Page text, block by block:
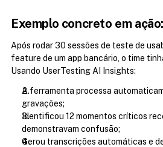
Exemplo concreto em ação:
Após rodar 30 sessões de teste de
feature de um app bancário, o time
Usando UserTesting AI Insights:
A ferramenta processa
gravações;
Identificou 12 momentos críticos
demonstravam confusão;
Gerou transcrições automáticas e